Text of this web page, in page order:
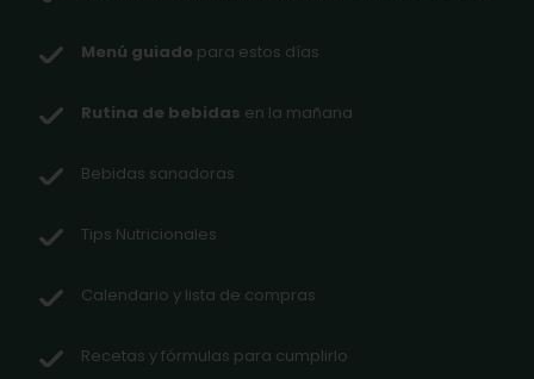
Menú guiado para estos días
Rutina de bebidas en la mañana
Bebidas sanadoras
Tips Nutricionales
Calendario y lista de compras
Recetas y fórmulas para cumplirlo